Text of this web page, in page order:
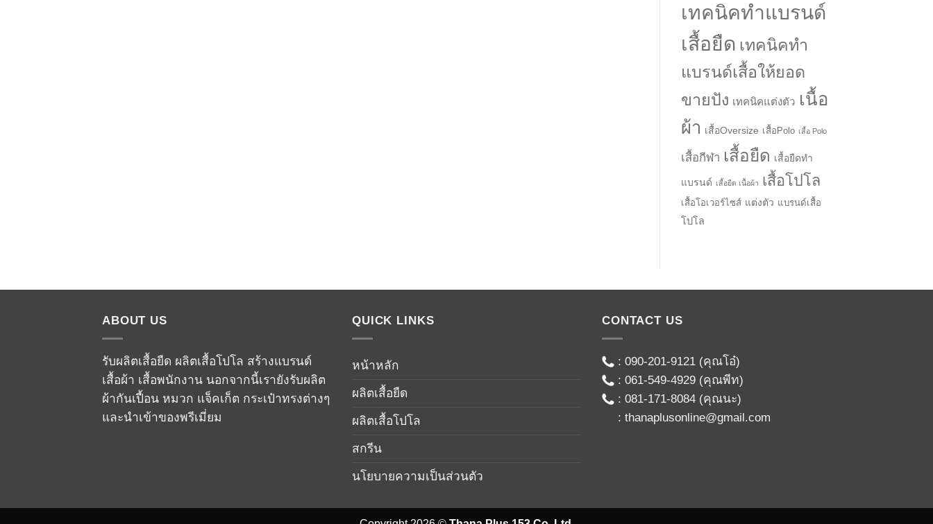
เทคนิคทำแบรนด์
เสื้อยืด เทคนิคทำ
แบรนด์เสื้อให้ยอด
ขายปัง เทคนิคแต่งตัว เนื้อ
ผ้า เสื้อOversize เสื้อPolo เสื้อ Polo
เสื้อกีฬา เสื้อยืด เสื้อยืดทำ
แบรนด์ เสื้อยืด เนื้อผ้า เสื้อโปโล
เสื้อโอเวอร์ไซส์ แต่งตัว แบรนด์เสื้อ
โปโล
ABOUT US
รับผลิตเสื้อยืด ผลิตเสื้อโปโล สร้างแบรนด์
เสื้อผ้า เสื้อพนักงาน นอกจากนี้เรายังรับผลิต
ผ้ากันเปื้อน หมวก แจ็คเก็ต กระเป๋าทรงต่างๆ
และนำเข้าของพรีเมี่ยม
QUICK LINKS
หน้าหลัก
ผลิตเสื้อยืด
ผลิตเสื้อโปโล
สกรีน
นโยบายความเป็นส่วนตัว
CONTACT US
: 090-201-9121(คุณโอ๋)
: 061-549-4929(คุณพีท)
: 081-171-8084(คุณนะ)
: thanaplusonline@gmail.com